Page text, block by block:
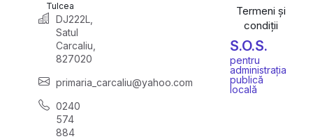
Tulcea
DJ222L,
Satul
Carcaliu,
827020
primaria_carcaliu@yahoo.com
0240
574
884
Termeni și
condiții
S.O.S.
pentru
administrația
publică
locală